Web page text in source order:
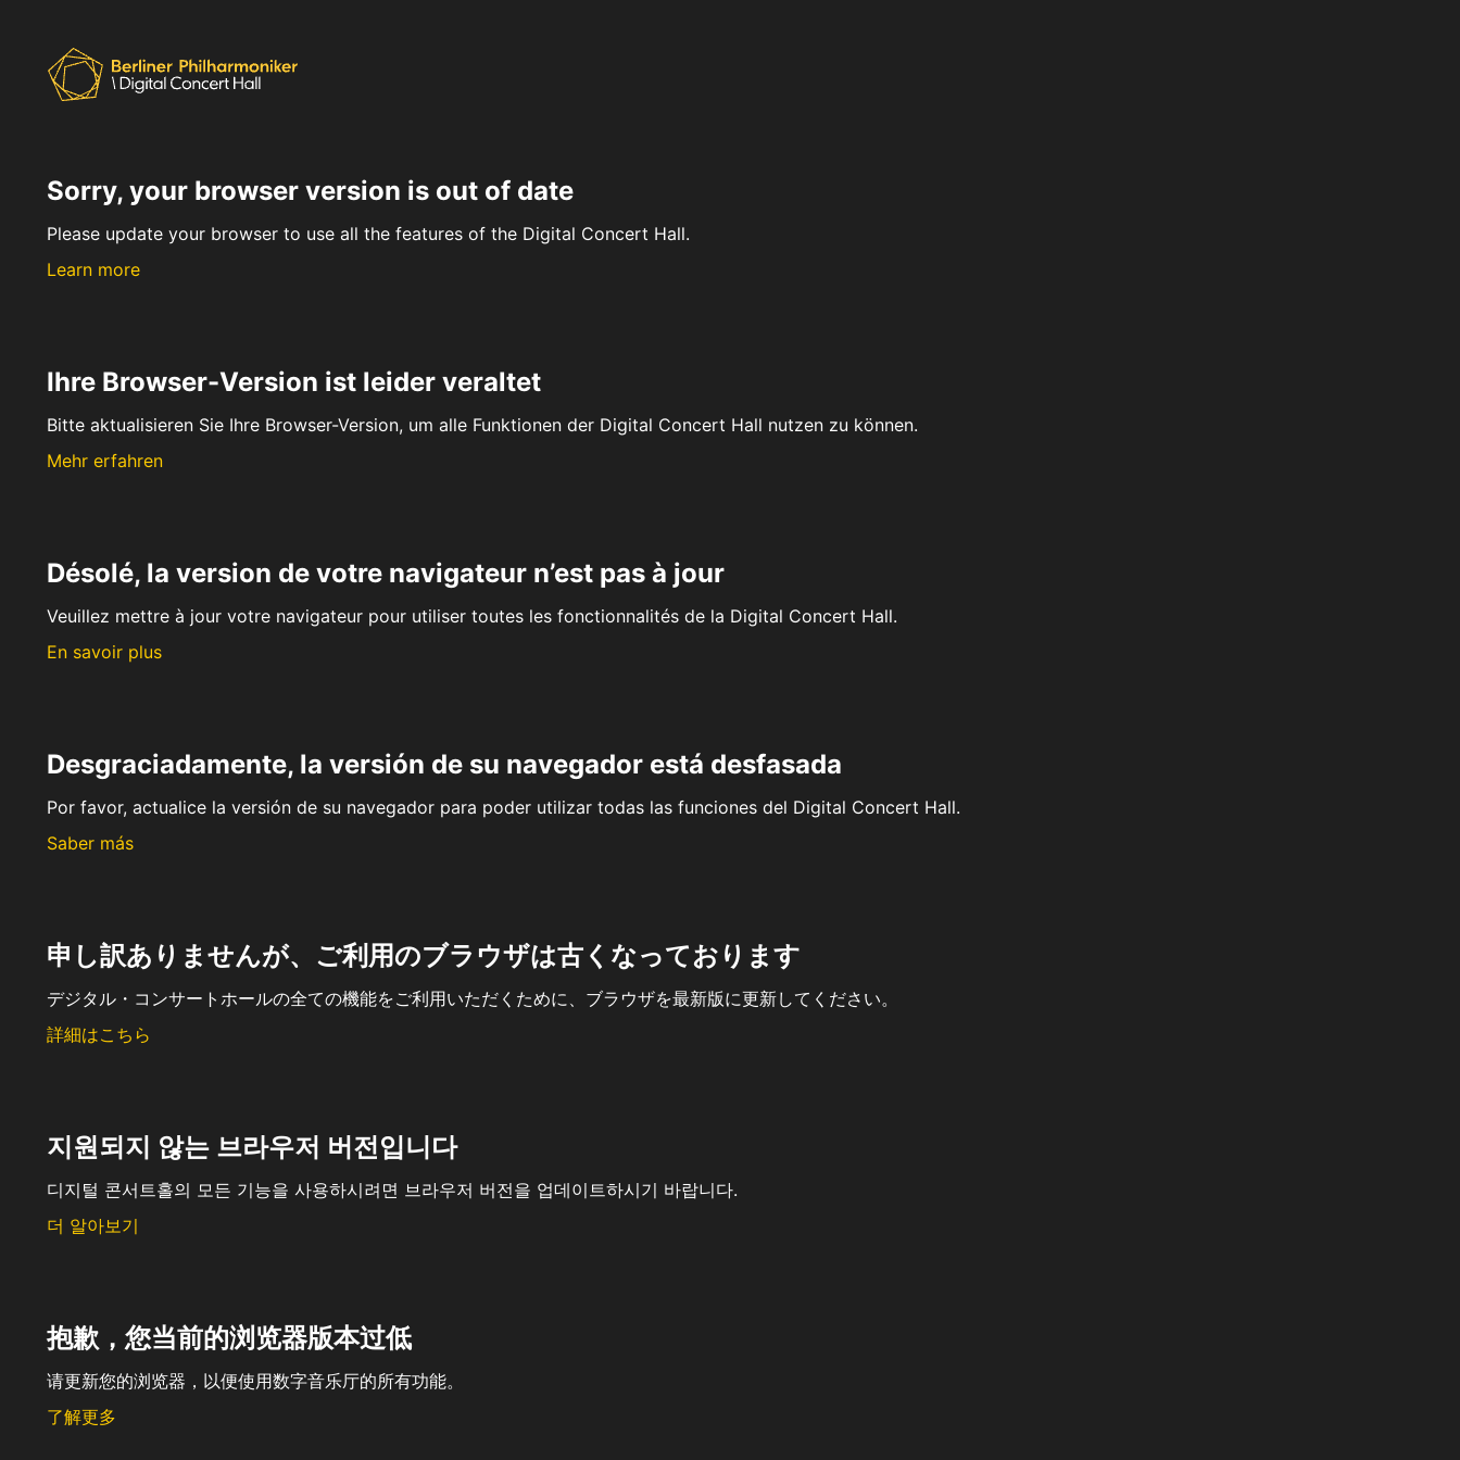
Sorry, your browser version is out of date
Please update your browser to use all the features of the Digital Concert Hall.
Learn more
Ihre Browser-Version ist leider veraltet
Bitte aktualisieren Sie Ihre Browser-Version, um alle Funktionen der Digital Concert Hall nutzen zu können.
Mehr erfahren
Désolé, la version de votre navigateur n’est pas à jour
Veuillez mettre à jour votre navigateur pour utiliser toutes les fonctionnalités de la Digital Concert Hall.
En savoir plus
Desgraciadamente, la versión de su navegador está desfasada
Por favor, actualice la versión de su navegador para poder utilizar todas las funciones del Digital Concert Hall.
Saber más
申し訳ありませんが、ご利用のブラウザは古くなっております
デジタル・コンサートホールの全ての機能をご利用いただくために、ブラウザを最新版に更新してください。
詳細はこちら
지원되지 않는 브라우저 버전입니다
디지털 콘서트홀의 모든 기능을 사용하시려면 브라우저 버전을 업데이트하시기 바랍니다.
더 알아보기
抱歉，您当前的浏览器版本过低
请更新您的浏览器，以便使用数字音乐厅的所有功能。
了解更多